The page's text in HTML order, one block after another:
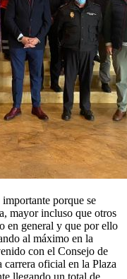
porque se
mayor incluso que otros
en general y que por ello
al máximo en la
con el Consejo de
carrera oficial en la Plaza